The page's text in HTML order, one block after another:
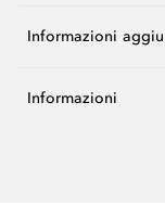
Informazioni
Informazioni